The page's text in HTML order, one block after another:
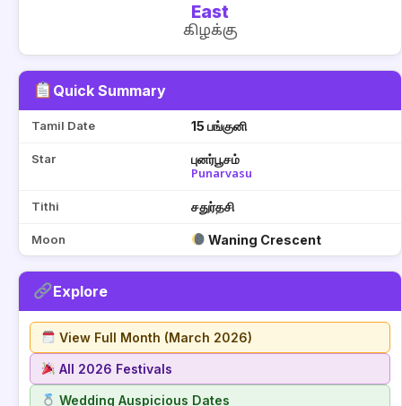
East
கிழக்கு
Quick Summary
Tamil Date 15 பங்குனி
Star புனர்பூசம்
Punarvasu
Tithi சதுர்தசி
Moon Waning Crescent
Explore
View Full Month (March 2026)
All 2026 Festivals
Wedding Auspicious Dates